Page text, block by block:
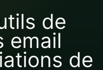
de
email
de